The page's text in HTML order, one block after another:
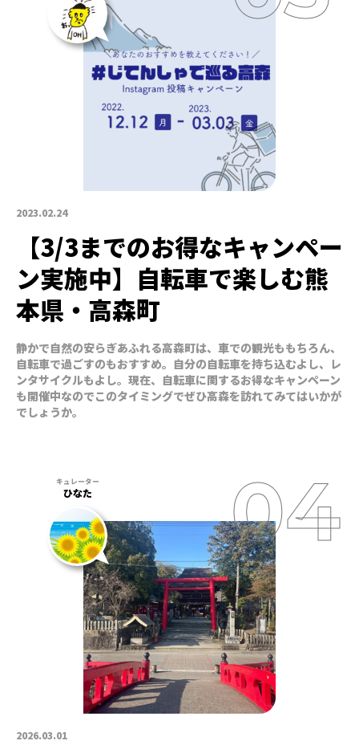
2023.02.24
【3/3までのお得なキャンペー
ン実施中】自転車で楽しむ熊
本県・高森町
静かで自然の安らぎあふれる高森町は、車での観光ももちろん、
自転車で過ごすのもおすすめ。自分の自転車を持ち込むよし、レ
ンタサイクルもよし。現在、自転車に関するお得なキャンペーン
も開催中なのでこのタイミングでぜひ高森を訪れてみてはいかが
でしょうか。
2026.03.01
ひなた